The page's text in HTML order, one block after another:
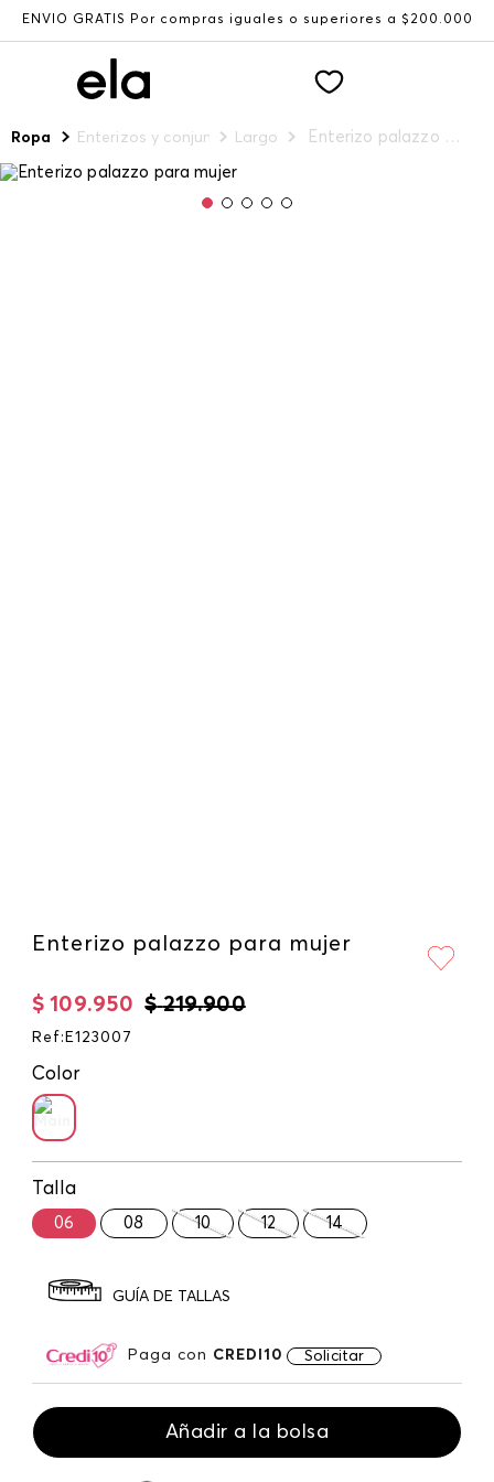
ENVÍO GRATIS Por compras iguales o superiores a $200.000
Ropa Enterizos y conjuntos Largo Enterizo palazzo para mujer
Enterizo palazzo para mujer
$ 219.900
$ 109.950
Ref : E123007
Color
Talla
06 08 10 12 14
GUÍA DE TALLAS
Paga con CREDI10 Solicitar
Añadir a la bolsa